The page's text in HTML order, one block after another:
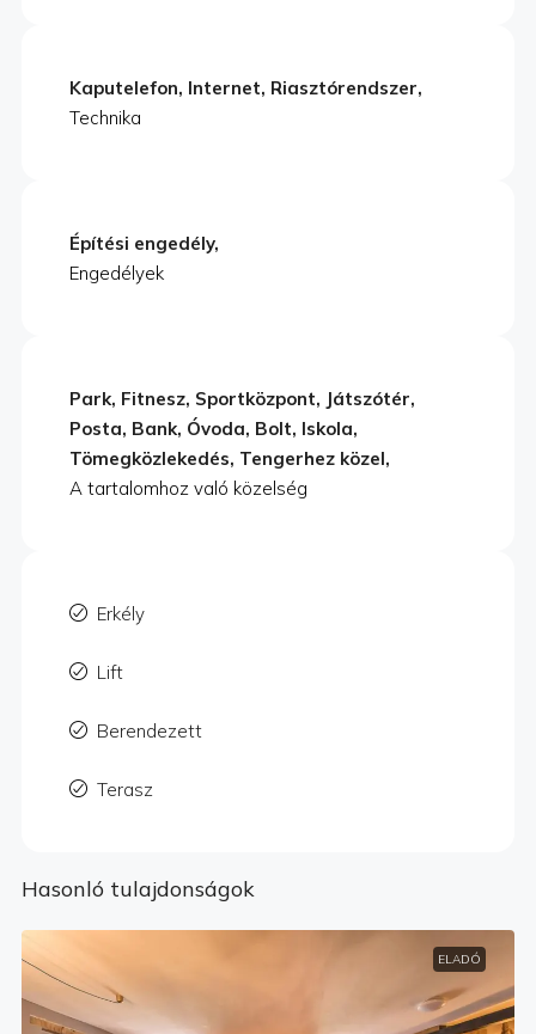
Kaputelefon, Internet, Riasztórendszer,
Technika
Építési engedély,
Engedélyek
Park, Fitnesz, Sportközpont, Játszótér,
Posta, Bank, Óvoda, Bolt, Iskola,
Tömegközlekedés, Tengerhez közel,
A tartalomhoz való közelség
Erkély
Lift
Berendezett
Terasz
Hasonló tulajdonságok
ELADÓ